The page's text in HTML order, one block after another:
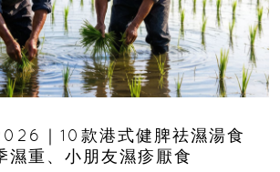
｜10款港式健脾祛濕湯食
濕重、小朋友濕疹厭食